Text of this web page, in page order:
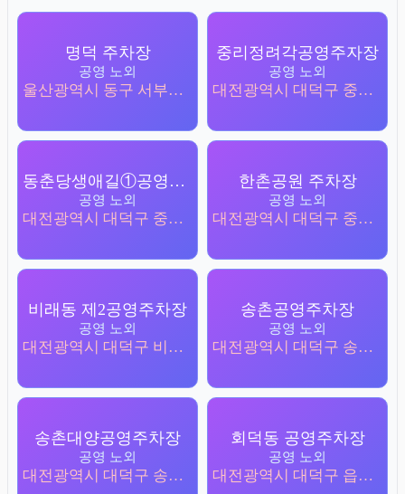
명덕 주차장
공영 노외
울산광역시 동구 서부동 238
중리정려각공영주자장
공영 노외
대전광역시 대덕구 중리동 498-2
동춘당생애길①공영주차장
공영 노외
대전광역시 대덕구 중리동 507-1
한촌공원 주차장
공영 노외
대전광역시 대덕구 중리동 223-1
비래동 제2공영주차장
공영 노외
대전광역시 대덕구 비래동 412-2
송촌공영주차장
공영 노외
대전광역시 대덕구 송촌동 478-1
송촌대양공영주차장
공영 노외
대전광역시 대덕구 송촌동 487-1
회덕동 공영주차장
공영 노외
대전광역시 대덕구 읍내동 247-3